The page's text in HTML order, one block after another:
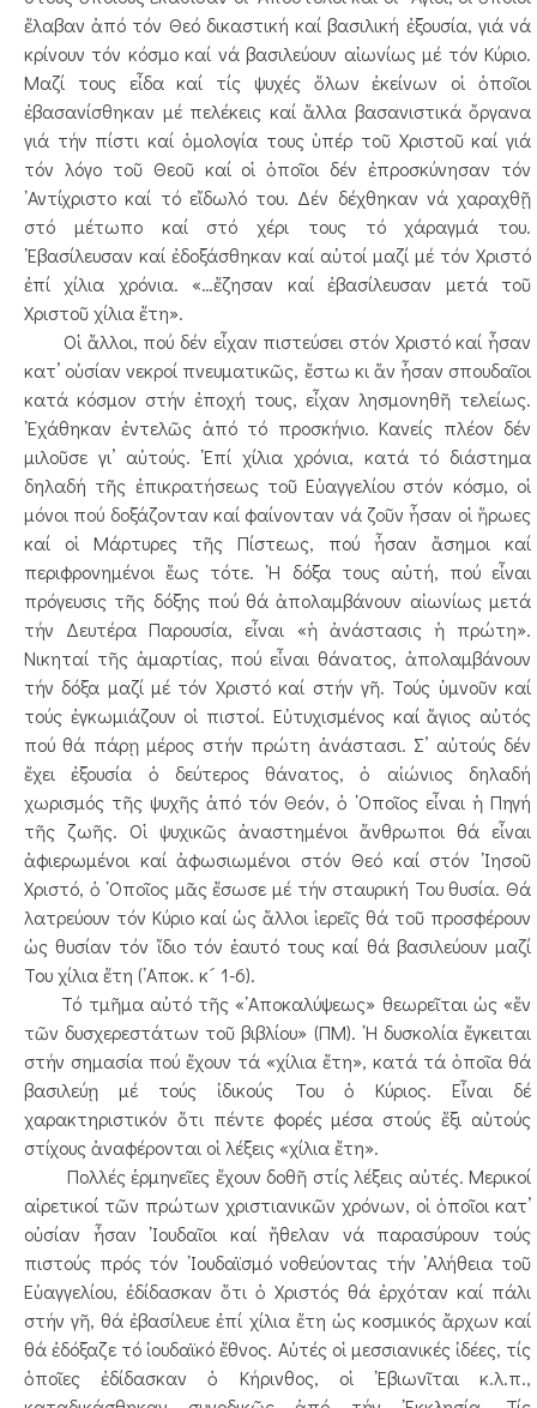
ἔλαβαν ἀπό τόν Θεό δικαστική καί βασιλική ἐξουσία, γιά νά
κρίνουν τόν κόσμο καί νά βασιλεύουν αἰωνίως μέ τόν Κύριο.
Μαζί τους εἶδα καί τίς ψυχές ὅλων ἐκείνων οἱ ὁποῖοι
ἐβασανίσθηκαν μέ πελέκεις καί ἄλλα βασανιστικά ὄργανα
γιά τήν πίστι καί ὁμολογία τους ὑπέρ τοῦ Χριστοῦ καί γιά
τόν λόγο τοῦ Θεοῦ καί οἱ ὁποῖοι δέν ἐπροσκύνησαν τόν
᾿Αντίχριστο καί τό εἴδωλό του. Δέν δέχθηκαν νά χαραχθῇ
στό μέτωπο καί στό χέρι τους τό χάραγμά του.
᾿Εβασίλευσαν καί ἐδοξάσθηκαν καί αὐτοί μαζί μέ τόν Χριστό
ἐπί χίλια χρόνια. «…ἔζησαν καί ἐβασίλευσαν μετά τοῦ
Χριστοῦ χίλια ἔτη».
Οἱ ἄλλοι, πού δέν εἶχαν πιστεύσει στόν Χριστό καί ἦσαν
κατ’ οὐσίαν νεκροί πνευματικῶς, ἔστω κι ἄν ἦσαν σπουδαῖοι
κατά κόσμον στήν ἐποχή τους, εἶχαν λησμονηθῆ τελείως.
᾿Εχάθηκαν ἐντελῶς ἀπό τό προσκήνιο. Κανείς πλέον δέν
μιλοῦσε γι’ αὐτούς. ᾿Επί χίλια χρόνια, κατά τό διάστημα
δηλαδή τῆς ἐπικρατήσεως τοῦ Εὐαγγελίου στόν κόσμο, οἱ
μόνοι πού δοξάζονταν καί φαίνονταν νά ζοῦν ἦσαν οἱ ἥρωες
καί οἱ Μάρτυρες τῆς Πίστεως, πού ἦσαν ἄσημοι καί
περιφρονημένοι ἕως τότε. ῾Η δόξα τους αὐτή, πού εἶναι
πρόγευσις τῆς δόξης πού θά ἀπολαμβάνουν αἰωνίως μετά
τήν Δευτέρα Παρουσία, εἶναι «ἡ ἀνάστασις ἡ πρώτη».
Νικηταί τῆς ἁμαρτίας, πού εἶναι θάνατος, ἀπολαμβάνουν
τήν δόξα μαζί μέ τόν Χριστό καί στήν γῆ. Τούς ὑμνοῦν καί
τούς ἐγκωμιάζουν οἱ πιστοί. Εὐτυχισμένος καί ἅγιος αὐτός
πού θά πάρῃ μέρος στήν πρώτη ἀνάστασι. Σ’ αὐτούς δέν
ἔχει ἐξουσία ὁ δεύτερος θάνατος, ὁ αἰώνιος δηλαδή
χωρισμός τῆς ψυχῆς ἀπό τόν Θεόν, ὁ ῾Οποῖος εἶναι ἡ Πηγή
τῆς ζωῆς. Οἱ ψυχικῶς ἀναστημένοι ἄνθρωποι θά εἶναι
ἀφιερωμένοι καί ἀφωσιωμένοι στόν Θεό καί στόν ᾿Ιησοῦ
Χριστό, ὁ ῾Οποῖος μᾶς ἔσωσε μέ τήν σταυρική Του θυσία. Θά
λατρεύουν τόν Κύριο καί ὡς ἄλλοι ἱερεῖς θά τοῦ προσφέρουν
ὡς θυσίαν τόν ἴδιο τόν ἑαυτό τους καί θά βασιλεύουν μαζί
Του χίλια ἔτη (᾿Αποκ. κ´ 1-6).
Τό τμῆμα αὐτό τῆς «᾿Αποκαλύψεως» θεωρεῖται ὡς «ἕν
τῶν δυσχερεστάτων τοῦ βιβλίου» (ΠΜ). ῾Η δυσκολία ἔγκειται
στήν σημασία πού ἔχουν τά «χίλια ἔτη», κατά τά ὁποῖα θά
βασιλεύῃ μέ τούς ἰδικούς Του ὁ Κύριος. Εἶναι δέ
χαρακτηριστικόν ὅτι πέντε φορές μέσα στούς ἕξι αὐτούς
στίχους ἀναφέρονται οἱ λέξεις «χίλια ἔτη».
Πολλές ἑρμηνεῖες ἔχουν δοθῆ στίς λέξεις αὐτές. Μερικοί
αἱρετικοί τῶν πρώτων χριστιανικῶν χρόνων, οἱ ὁποῖοι κατ’
οὐσίαν ἦσαν ᾿Ιουδαῖοι καί ἤθελαν νά παρασύρουν τούς
πιστούς πρός τόν ᾿Ιουδαϊσμό νοθεύοντας τήν ᾿Αλήθεια τοῦ
Εὐαγγελίου, ἐδίδασκαν ὅτι ὁ Χριστός θά ἐρχόταν καί πάλι
στήν γῆ, θά ἐβασίλευε ἐπί χίλια ἔτη ὡς κοσμικός ἄρχων καί
θά ἐδόξαζε τό ἰουδαϊκό ἔθνος. Αὐτές οἱ μεσσιανικές ἰδέες, τίς
ὁποῖες ἐδίδασκαν ὁ Κήρινθος, οἱ ᾿Εβιωνῖται κ.λ.π.,